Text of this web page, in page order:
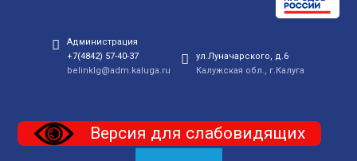
Администрация
+7(4842) 57-40-37
belinklg@adm.kaluga.ru
ул.Луначарского, д.6
Калужская обл., г.Калуга
Версия для слабовидящих